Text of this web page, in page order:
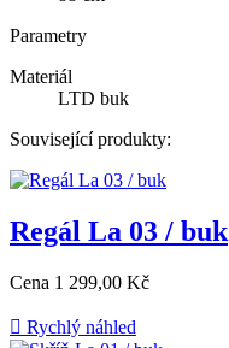
Parametry
Materiál
LTD buk
Související produkty:
Regál La 03 / buk
Cena 1 299,00 Kč
 Rychlý náhled